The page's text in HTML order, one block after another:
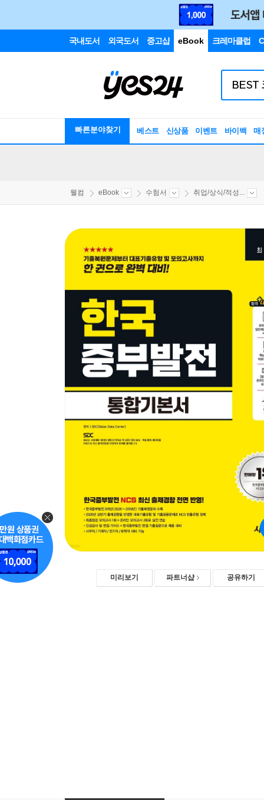
국내도서 외국도서 중고샵 eBook 크레마클럽
빠른분야찾기 베스트 신상품 이벤트 바이백 매
웰컴 eBook 수험서 취업/상식/적성...
미리보기 파트너샵 공유하기